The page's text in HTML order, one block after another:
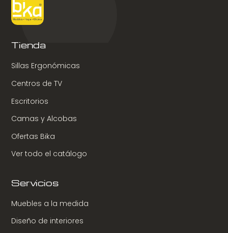
Tienda
Sillas Ergonómicas
Centros de TV
Escritorios
Camas y Alcobas
Ofertas Bika
Ver todo el catálogo
Servicios
Muebles a la medida
Diseño de interiores